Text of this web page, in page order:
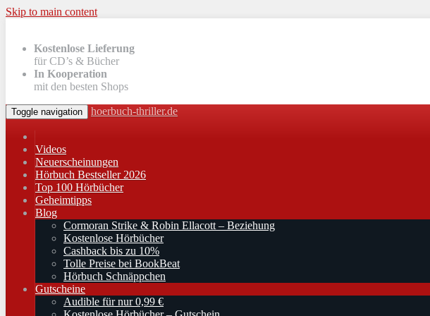
Skip to main content
Kostenlose Lieferung
für CD’s & Bücher
In Kooperation
mit den besten Shops
Toggle navigation hoerbuch-thriller.de
Videos
Neuerscheinungen
Hörbuch Bestseller 2026
Top 100 Hörbücher
Geheimtipps
Blog
Cormoran Strike & Robin Ellacott – Beziehung
Kostenlose Hörbücher
Cashback bis zu 10%
Tolle Preise bei BookBeat
Hörbuch Schnäppchen
Gutscheine
Audible für nur 0,99 €